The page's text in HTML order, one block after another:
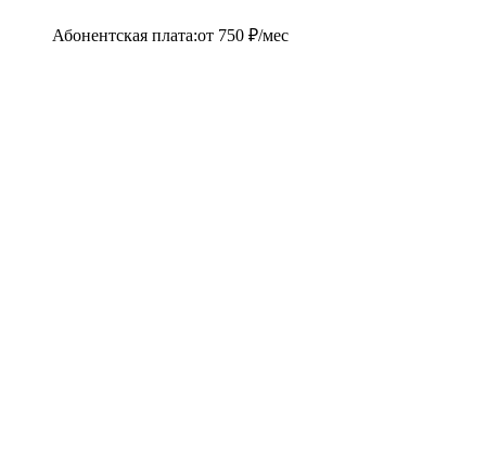
Абонентская плата:от 750 ₽/мес